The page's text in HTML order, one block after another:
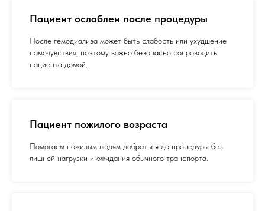
Пациент ослаблен после процедуры
После гемодиализа может быть слабость или ухудшение
самочувствия, поэтому важно безопасно сопроводить
пациента домой.
Пациент пожилого возраста
Помогаем пожилым людям добраться до процедуры без
лишней нагрузки и ожидания обычного транспорта.